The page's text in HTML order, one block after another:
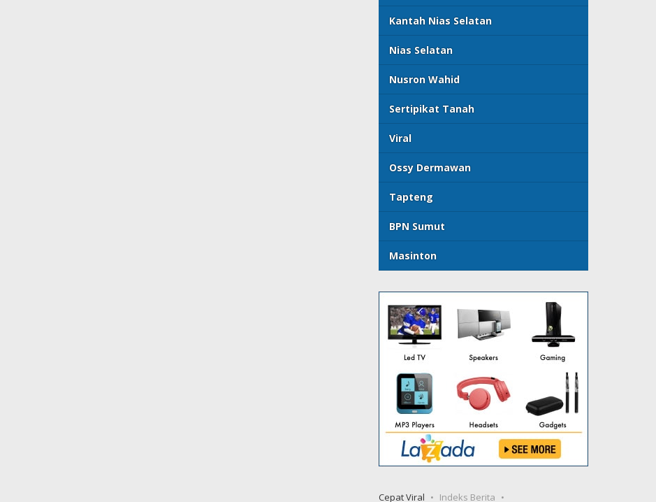
Kantah Nias Selatan
Nias Selatan
Nusron Wahid
Sertipikat Tanah
Viral
Ossy Dermawan
Tapteng
BPN Sumut
Masinton
Cepat Viral Indeks Berita